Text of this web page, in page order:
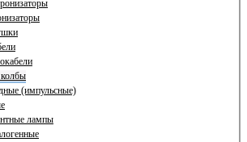
(импульсные)
лампы